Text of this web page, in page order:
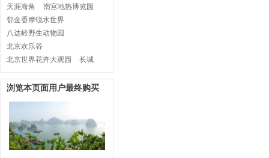
天涯海角
南宫地热博览园
郁金香摩锐水世界
八达岭野生动物园
北京欢乐谷
北京世界花卉大观园
长城
浏览本页面用户最终购买